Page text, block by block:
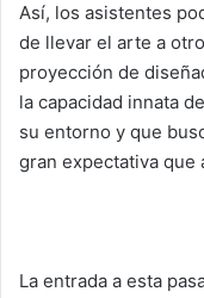
Así, los asistentes
de llevar el arte a
proyección de
la capacidad innata
su entorno y que
gran expectativa que
La entrada a esta